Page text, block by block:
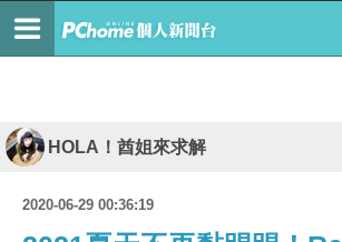
HOLA！酋姐來求解
2020-06-29 00:36:19